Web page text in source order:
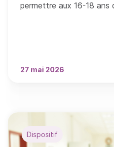
permettre aux 16-18 ans
27 mai 2026
Dispositif